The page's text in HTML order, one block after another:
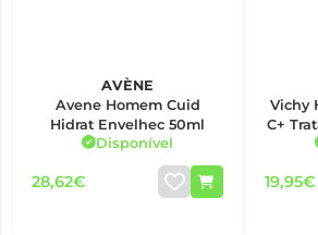
AVÈNE
Avene Homem Cuid
Hidrat Envelhec 50ml
Disponível
28,62€
Vichy
C+
19,95€